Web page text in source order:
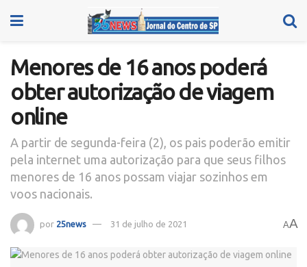
Menores de 16 anos poderá
obter autorização de viagem
online
A partir de segunda-feira (2), os pais poderão emitir
pela internet uma autorização para que seus filhos
menores de 16 anos possam viajar sozinhos em
voos nacionais.
por 25news 31 de julho de 2021 AA